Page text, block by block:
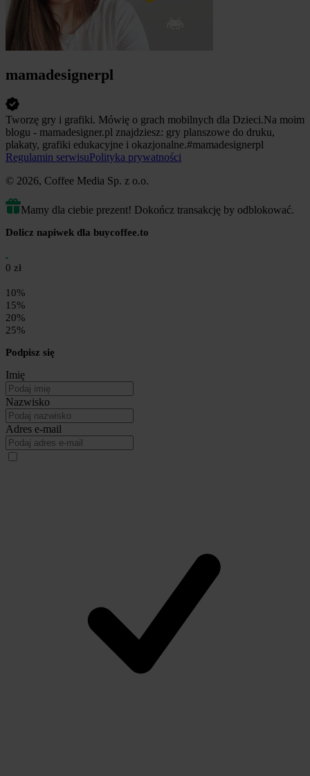
mamadesignerpl
Tworzę gry i grafiki. Mówię o grach mobilnych dla Dzieci.Na moim
blogu - mamadesigner.pl znajdziesz: gry planszowe do druku,
plakaty, grafiki edukacyjne i okazjonalne.#mamadesignerpl
Regulamin serwisuPolityka prywatności
© 2026, Coffee Media Sp. z o.o.
Mamy dla ciebie prezent! Dokończ transakcję by odblokować.
Dolicz napiwek dla buycoffee.to
0 zł
10%
15%
20%
25%
Podpisz się
Imię
Nazwisko
Adres e-mail